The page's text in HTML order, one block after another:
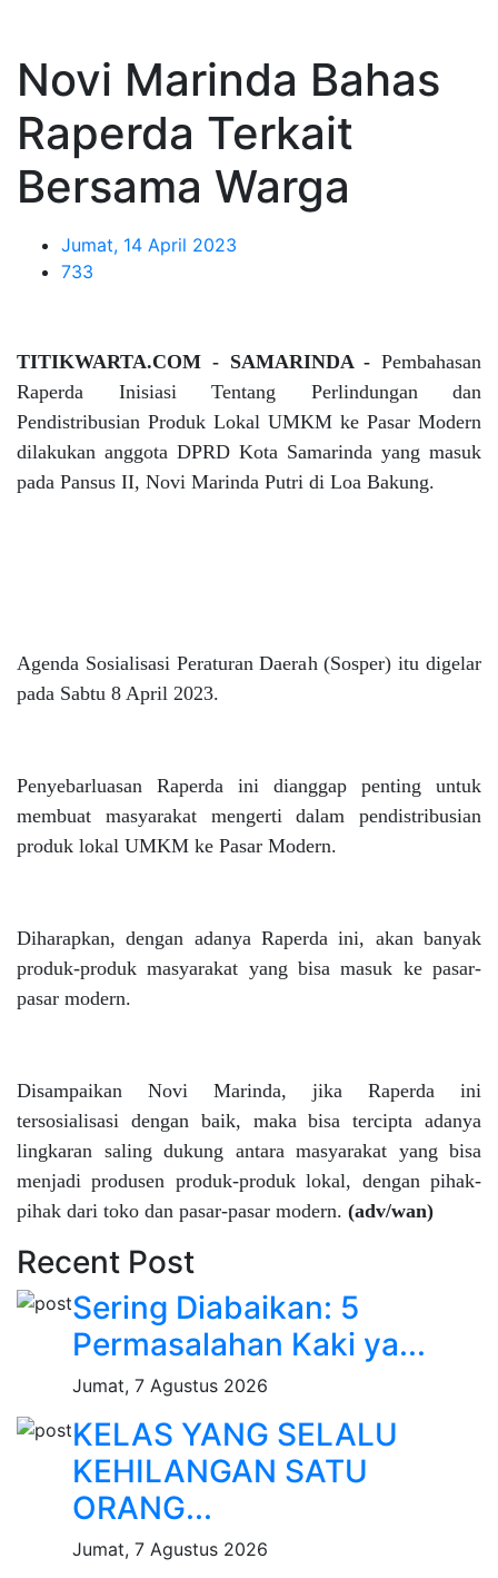
Novi Marinda Bahas
Raperda Terkait
Bersama Warga
Jumat, 14 April 2023
733
TITIKWARTA.COM - SAMARINDA - Pembahasan
Raperda Inisiasi Tentang Perlindungan dan
Pendistribusian Produk Lokal UMKM ke Pasar Modern
dilakukan anggota DPRD Kota Samarinda yang masuk
pada Pansus II, Novi Marinda Putri di Loa Bakung.
Agenda Sosialisasi Peraturan Daerah (Sosper) itu digelar
pada Sabtu 8 April 2023.
Penyebarluasan Raperda ini dianggap penting untuk
membuat masyarakat mengerti dalam pendistribusian
produk lokal UMKM ke Pasar Modern.
Diharapkan, dengan adanya Raperda ini, akan banyak
produk-produk masyarakat yang bisa masuk ke pasar-
pasar modern.
Disampaikan Novi Marinda, jika Raperda ini
tersosialisasi dengan baik, maka bisa tercipta adanya
lingkaran saling dukung antara masyarakat yang bisa
menjadi produsen produk-produk lokal, dengan pihak-
pihak dari toko dan pasar-pasar modern. (adv/wan)
Recent Post
Sering Diabaikan: 5
Permasalahan Kaki ya...
Jumat, 7 Agustus 2026
KELAS YANG SELALU
KEHILANGAN SATU
ORANG...
Jumat, 7 Agustus 2026